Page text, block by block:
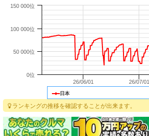
日本
26/06/01 26/07/01
0位
50 000位
100 000位
150 000位
ランキングの推移を確認することが出来ます。